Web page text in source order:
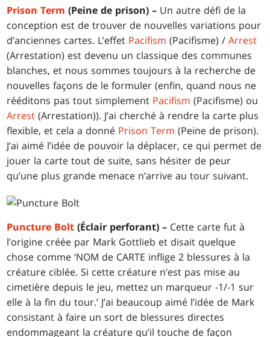
Prison Term (Peine de prison) – Un autre défi de la
conception est de trouver de nouvelles variations pour
d’anciennes cartes. L’effet Pacifism (Pacifisme) /Arrest
(Arrestation) est devenu un classique des communes
blanches, et nous sommes toujours à la recherche de
nouvelles façons de le formuler (enfin, quand nous ne
rééditons pas tout simplement Pacifism (Pacifisme) ou
Arrest (Arrestation)). J’ai cherché à rendre la carte plus
flexible, et cela a donné Prison Term (Peine de prison).
J’ai aimé l’idée de pouvoir la déplacer, ce qui permet de
jouer la carte tout de suite, sans hésiter de peur
qu’une plus grande menace n’arrive au tour suivant.
Puncture Bolt (Éclair perforant) – Cette carte fut à
l’origine créée par Mark Gottlieb et disait quelque
chose comme ‘NOM de CARTE inflige 2 blessures à la
créature ciblée. Si cette créature n’est pas mise au
cimetière depuis le jeu, mettez un marqueur -1/-1 sur
elle à la fin du tour.’ J’ai beaucoup aimé l’idée de Mark
consistant à faire un sort de blessures directes
endommageant la créature qu’il touche de façon